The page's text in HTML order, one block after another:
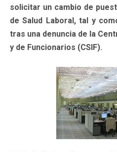
solicitar un cambio de
de Salud Laboral, tal y
tras una denuncia de la
y de Funcionarios (CSIF).